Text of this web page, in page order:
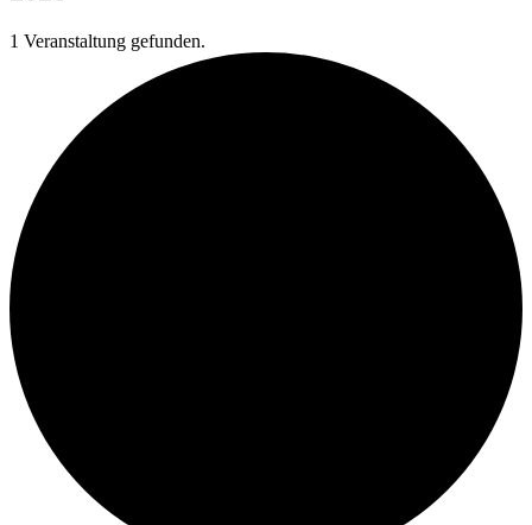
1 Veranstaltung gefunden.